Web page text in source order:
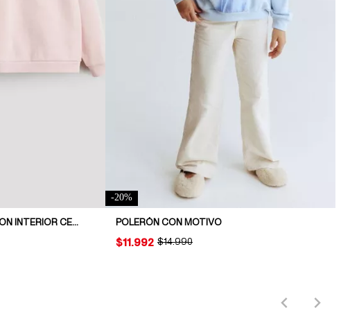
PACK DE 3 POLERONES CON INTERIOR CEPILLADO
-20%
POLERÓN CON MOTIVO
ORIGINAL PRICE:
$14.990
PRICE:
$11.992